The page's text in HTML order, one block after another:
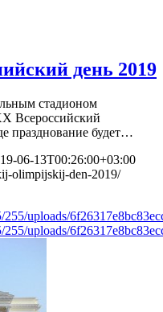
день 2019
стадионом
Всероссийский
празднование будет…
06-13T00:26:00+03:00
olimpijskij-den-2019/
uploads/
uploads/